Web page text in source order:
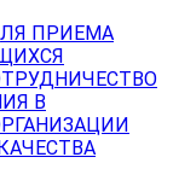
ПРИЕМА
В